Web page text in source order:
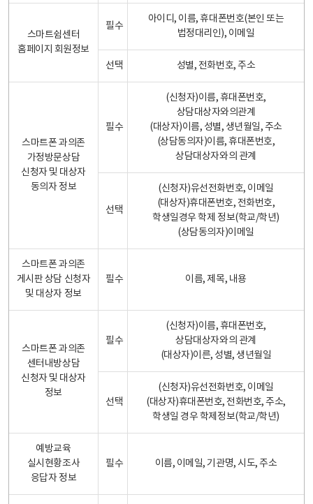
스마트쉼센터
홈페이지 회원정보
필수
아이디, 이름, 휴대폰번호(본인 또는
법정대리인), 이메일
선택 성별, 전화번호, 주소
스마트폰 과의존
가정방문상담
신청자 및 대상자
동의자 정보
필수
(신청자)이름, 휴대폰번호,
상담대상자와의관계
(대상자)이름, 성별, 생년월일, 주소
(상담동의자)이름, 휴대폰번호,
상담대상자와의 관계
선택
(신청자)유선전화번호, 이메일
(대상자)휴대폰번호, 전화번호,
학생일경우 학제 정보(학교/학년)
(상담동의자)이메일
스마트폰 과의존
게시판 상담 신청자
및 대상자 정보
필수 이름, 제목, 내용
스마트폰 과의존
센터내방상담
신청자 및 대상자
정보
필수
(신청자)이름, 휴대폰번호,
상담대상자와의 관계
(대상자)이른, 성별, 생년월일
선택
(신청자)유선전화번호, 이메일
(대상자)휴대폰번호, 전화번호, 주소,
학생일 경우 학제정보(학교/학년)
예방교육
실시현황조사
응답자 정보
필수 이름, 이메일, 기관명, 시도, 주소